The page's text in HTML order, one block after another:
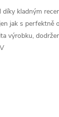
kladným
jak s perfektně
výrobku,